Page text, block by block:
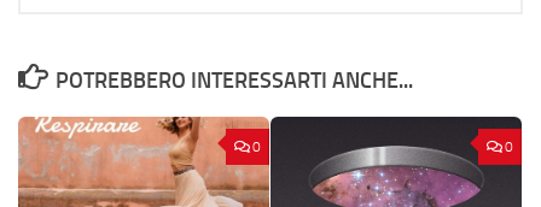
POTREBBERO INTERESSARTI ANCHE...
0 0